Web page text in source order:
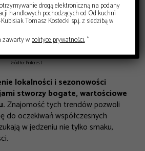
źródło: Pinterest
lokalności i sezonowości
stworzy bogate, wartościowe
Znajomość tych trendów pozwoli
do oczekiwań współczesnych
w jedzeniu nie tylko smaku,
drogą elektroniczną na podany
handlowych pochodzących od Od kuchni
Tomasz Kostecki sp.j. z siedzibą w
zawarty wpolityce prywatności.*